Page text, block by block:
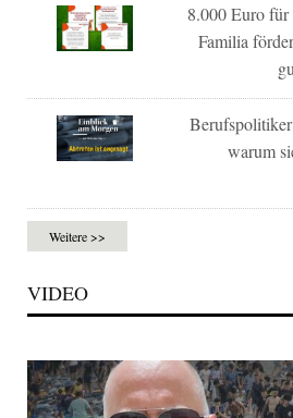
8.000 Euro für
Familia
warum
Weitere >>
VIDEO